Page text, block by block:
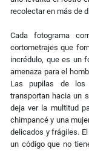
recolectar en más de
Cada fotograma
cortometrajes que
incrédulo, que es un
amenaza para el
Las pupilas de los
transportan hacia un
deja ver la multitud
chimpancé y una
delicados y frágiles.
un código que no